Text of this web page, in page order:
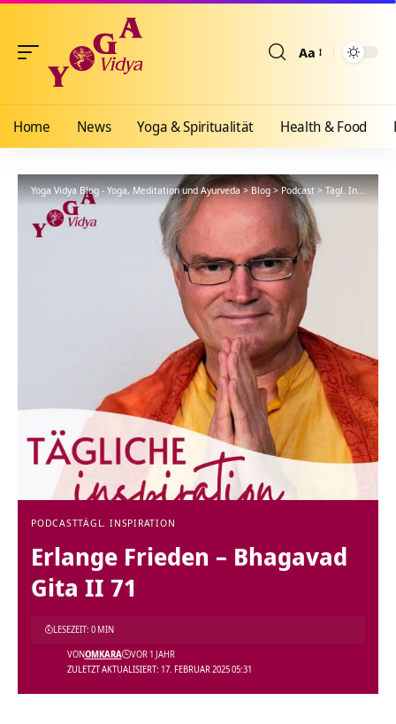
Aa
Home News Yoga & Spiritualität Health & Food
Yoga Vidya Blog - Yoga, Meditation und Ayurveda>Blog>Podcast>Tägl. Inspiration
PODCASTTÄGL. INSPIRATION
Erlange Frieden – Bhagavad
Gita II 71
ZULETZT AKTUALISIERT: 17. FEBRUAR 2025 05:31
VONOMKARA VOR 1 JAHR
LESEZEIT: 0 MIN